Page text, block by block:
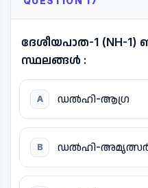
ദേശീയപാത-1 (NH-
സ്ഥലങ്ങൾ :
A ഡൽഹി-ആഗ്ര
B ഡൽഹി-